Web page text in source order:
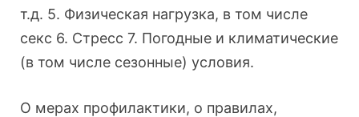
т.д. 5. Физическая нагрузка, в том числе
секс 6. Стресс 7. Погодные и климатические
(в том числе сезонные) условия.
О мерах профилактики, о правилах,